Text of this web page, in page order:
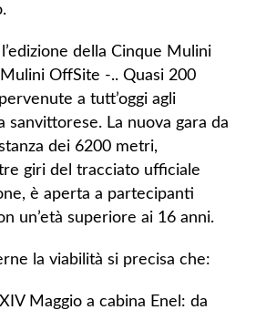
della Cinque Mulini
OffSite -.. Quasi 200
a tutt’oggi agli
sanvittorese. La nuova gara da
dei 6200 metri,
giri del tracciato ufficiale
è aperta a partecipanti
un’età superiore ai 16 anni.
la viabilità si precisa che:
Maggio a cabina Enel: da